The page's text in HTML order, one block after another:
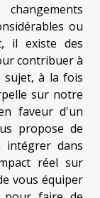
ou
il existe des
contribuer à
sujet, à la fois
sur notre
faveur d'un
propose de
intégrer dans
réel sur
vous équiper